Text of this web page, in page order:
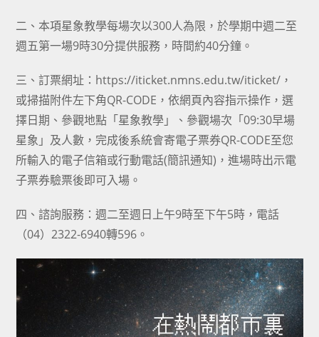
二、本項星象教學每場次以300人為限，於學期中週二至
週五第一場9時30分提供服務，時間約40分鐘。
三、訂票網址：https://iticket.nmns.edu.tw/iticket/，
或掃描附件左下角QR-CODE，依網頁內容指示操作，選
擇日期、參觀地點「星象教學」、參觀場次「09:30早場
星象」及人數，完成後系統會寄電子票券QR-CODE至您
所輸入的電子信箱或行動電話(簡訊通知)，進場時出示電
子票券驗票後即可入場。
四、諮詢服務：週二至週日上午9時至下午5時，電話
（04）2322-6940轉596。